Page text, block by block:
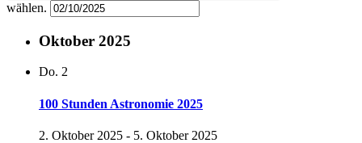
wählen.
Oktober 2025
Do. 2
100 Stunden Astronomie 2025
2. Oktober 2025 - 5. Oktober 2025